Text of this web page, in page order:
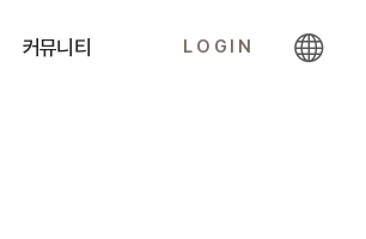
커뮤니티 LOGIN